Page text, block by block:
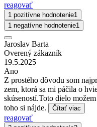
reagovať
1 pozitívne hodnotenie1
1 negatívne hodnotenie1
Jaroslav Barta
Overený zákazník
19.5.2025
Ano
Z prostého dôvodu som
zem, ktorá sa mi páčila o
skúseností.Toto dielo
toho si nájde.
Čítať viac
reagovať